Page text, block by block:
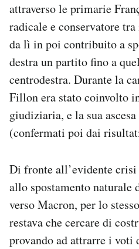
attraverso le primarie
radicale e conservatore
da lì in poi contribuito a
destra un partito fino a
centrodestra. Durante la
Fillon era stato coinvolto
giudiziaria, e la sua
(confermati poi dai
Di fronte all’evidente
allo spostamento naturale
verso Macron, per lo
restava che cercare di
provando ad attrarre i